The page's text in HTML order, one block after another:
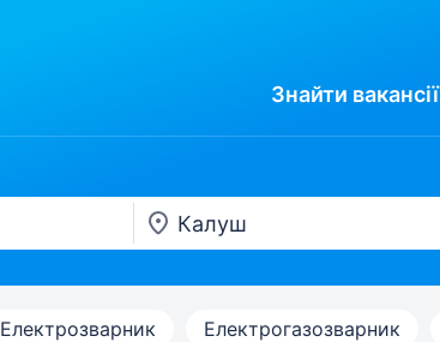
Знайти вакансії
Електрозварник Електрогазозварник